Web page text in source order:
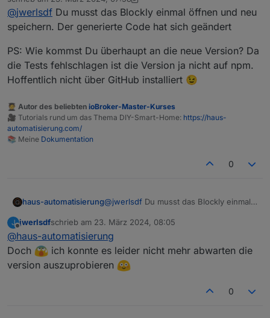
mehr habe.
zuletzt editiert von haus-automatisierung
@jwerlsdf Du musst das Blockly einmal öffnen und neu
speichern. Der generierte Code hat sich geändert
PS: Wie kommst Du überhaupt an die neue Version? Da
die Tests fehlschlagen ist die Version ja nicht auf npm.
Hoffentlich nicht über GitHub installiert 😉
🧑‍🎓 Autor des beliebten ioBroker-Master-Kurses
🎥 Tutorials rund um das Thema DIY-Smart-Home: https://haus-
automatisierung.com/
📚 Meine Dokumentation
0
haus-automatisierung@jwerlsdf Du musst das Blockly einmal
generierte Code hat sich geändert
PS: Wie kommst Du überhaupt an die
neue Version? Da die Tests fehlschlagen
ist die Version ja nicht auf npm.
Hoffentlich nicht über GitHub installiert
😉
J
Offline
jwerlsdfschrieb am 23. März 2024, 08:05
zuletzt editiert von
@haus-automatisierung
Doch
ich konnte es leider nicht mehr abwarten die
version auszuprobieren
0